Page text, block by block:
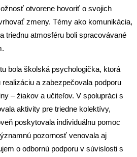
otvorene hovoriť o svojich
zmeny. Témy ako komunikácia,
triednu atmosféru boli spracovávané
bola školská psychologička, ktorá
a zabezpečovala podporu
– žiakov a učiteľov. V spolupráci s
aktivity pre triedne kolektívy,
poskytovala individuálnu pomoc
pozornosť venovala aj
o odbornú podporu v súvislosti s